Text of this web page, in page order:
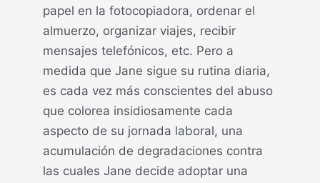
papel en la fotocopiadora, ordenar el
almuerzo, organizar viajes, recibir
mensajes telefónicos, etc. Pero a
medida que Jane sigue su rutina diaria,
es cada vez más conscientes del abuso
que colorea insidiosamente cada
aspecto de su jornada laboral, una
acumulación de degradaciones contra
las cuales Jane decide adoptar una